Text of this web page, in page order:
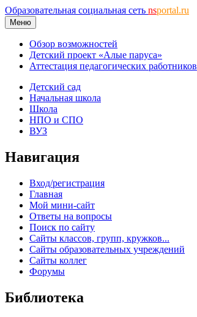
Образовательная социальная сеть nsportal.ru
Меню
Обзор возможностей
Детский проект «Алые паруса»
Аттестация педагогических работников
Детский сад
Начальная школа
Школа
НПО и СПО
ВУЗ
Навигация
Вход/регистрация
Главная
Мой мини-сайт
Ответы на вопросы
Поиск по сайту
Сайты классов, групп, кружков...
Сайты образовательных учреждений
Сайты коллег
Форумы
Библиотека